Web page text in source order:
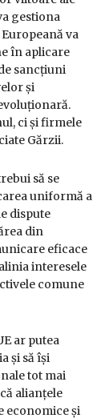
gestiona
va
în aplicare
sancțiuni
și
ci și firmele
Gărzii.
să se
uniformă a
dispute
din
eficace
interesele
comune
ar putea
și să își
tot mai
alianțele
economice și